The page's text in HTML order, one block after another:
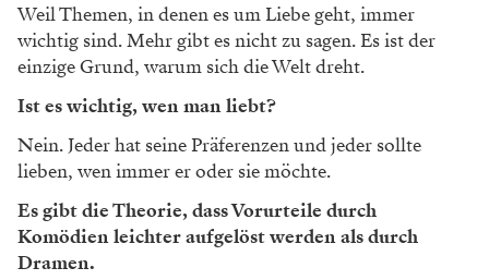
Weil Themen, in denen es um Liebe geht, immer
wichtig sind. Mehr gibt es nicht zu sagen. Es ist der
einzige Grund, warum sich die Welt dreht.
Ist es wichtig, wen man liebt?
Nein. Jeder hat seine Präferenzen und jeder sollte
lieben, wen immer er oder sie möchte.
Es gibt die Theorie, dass Vorurteile durch
Komödien leichter aufgelöst werden als durch
Dramen.